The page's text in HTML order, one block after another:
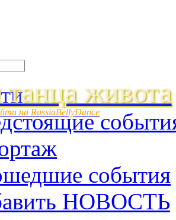
живота
на RussiaBellyDance
события
НОВОСТЬ